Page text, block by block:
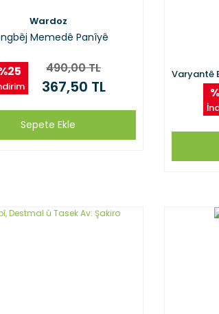
Wardoz
Memedê Panîyê
490,00 TL
367,50 TL
Sepete Ekle
Varyantê